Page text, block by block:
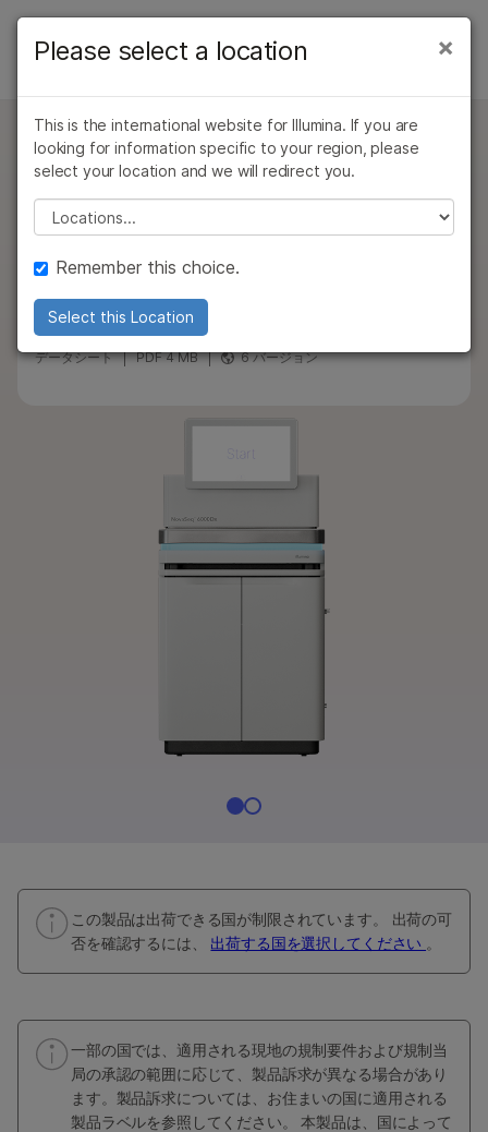
ラーニング
サポート
お気に入りの分野を選択
NovaSeq 6000Dx Instrument Overview
仕様
アプリケーションと手法
製品およびサービス
ご購入
Support
NovaSeq 6000Dx システムのご購
入
NovaSeq 6000Dx システムは、診断（IVD）または
研究（RUO）モードで高速データ解析が可能なハイス
NovaSeq 6000Dx instrument
データシート PDF 4 MB 6 バージョン
この製品は出荷できる国が制限されています。 出荷の可
否を確認するには、 出荷する国を選択してください 。
一部の国では、適用される現地の規制要件および規制当
局の承認の範囲に応じて、製品訴求が異なる場合があり
ます。製品訴求については、お住まいの国に適用される
製品ラベルを参照してください。 本製品は、国によって
×
Please select a location
This is the international website for Illumina. If you are
looking for information specific to your region, please
select your location and we will redirect you.
Please select a location
Remember this choice.
Select this Location
高いコンテンツへのリンクが表示されます:
×
がん研究
微生物研究
農学研究
複雑な疾患
臨床オンコロジー
生殖医学
遺伝性および希少疾